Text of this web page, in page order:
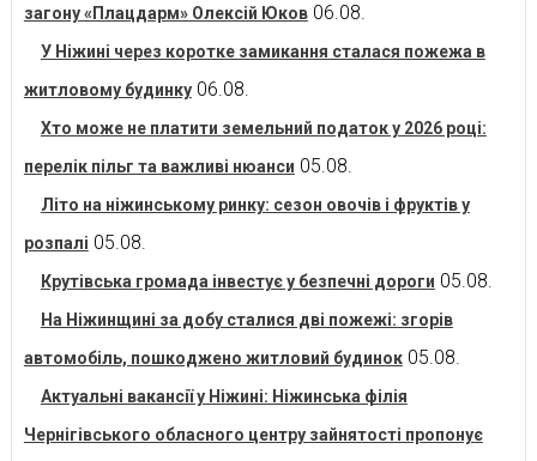
загону «Плацдарм» Олексій Юков 06.08.
У Ніжині через коротке замикання сталася пожежа в
житловому будинку 06.08.
Хто може не платити земельний податок у 2026 році:
перелік пільг та важливі нюанси 05.08.
Літо на ніжинському ринку: сезон овочів і фруктів у
розпалі 05.08.
Крутівська громада інвестує у безпечні дороги 05.08.
На Ніжинщині за добу сталися дві пожежі: згорів
автомобіль, пошкоджено житловий будинок 05.08.
Актуальні вакансії у Ніжині: Ніжинська філія
Чернігівського обласного центру зайнятості пропонує